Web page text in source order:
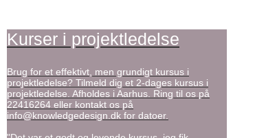
Kurser i projektledelse
Brug for et effektivt, men grundigt kursus i
projektledelse? Tilmeld dig et 2-dages kursus i
projektledelse. Afholdes i Aarhus. Ring til os på
22416264 eller kontakt os på
info@knowledgedesign.dk for datoer.